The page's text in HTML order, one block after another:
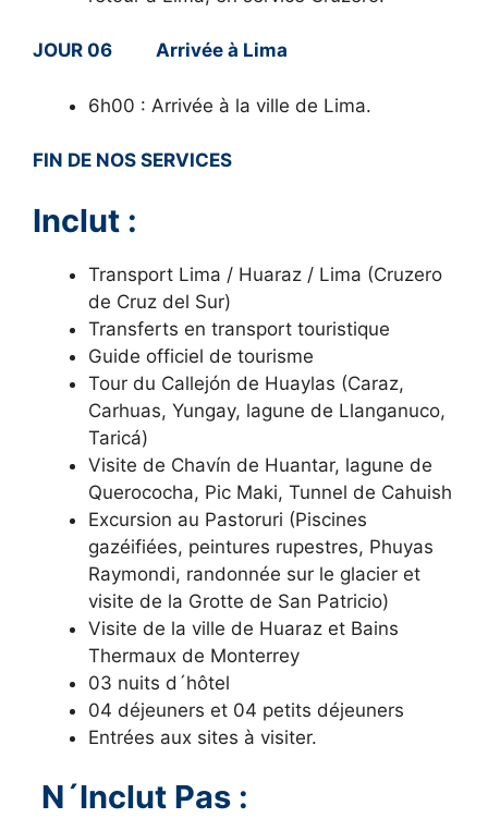
JOUR 06 Arrivée à Lima
6h00 : Arrivée à la ville de Lima.
FIN DE NOS SERVICES
Inclut :
Transport Lima / Huaraz / Lima (Cruzero
de Cruz del Sur)
Transferts en transport touristique
Guide officiel de tourisme
Tour du Callejón de Huaylas (Caraz,
Carhuas, Yungay, lagune de Llanganuco,
Taricá)
Visite de Chavín de Huantar, lagune de
Querococha, Pic Maki, Tunnel de Cahuish
Excursion au Pastoruri (Piscines
gazéifiées, peintures rupestres, Phuyas
Raymondi, randonnée sur le glacier et
visite de la Grotte de San Patricio)
Visite de la ville de Huaraz et Bains
Thermaux de Monterrey
03 nuits d´hôtel
04 déjeuners et 04 petits déjeuners
Entrées aux sites à visiter.
N´Inclut Pas :